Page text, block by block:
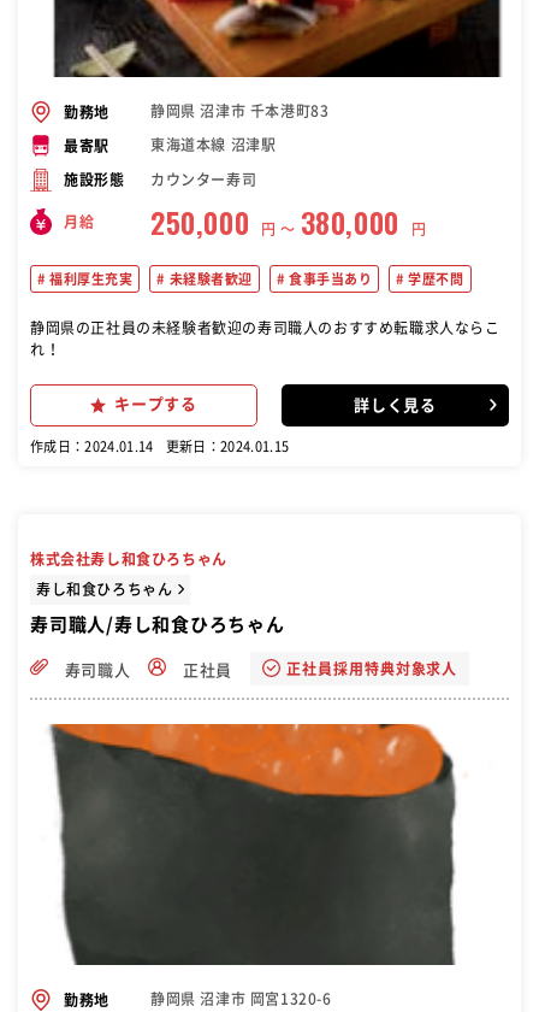
勤務地 静岡県 沼津市 千本港町83
最寄駅 東海道本線 沼津駅
施設形態 カウンター寿司
月給 250,000 円 〜 380,000 円
福利厚生充実 未経験者歓迎 食事手当あり 学歴不問
静岡県の正社員の未経験者歓迎の寿司職人のおすすめ転職求人ならこ
れ！
キープする 詳しく見る
作成日：2024.01.14 更新日：2024.01.15
株式会社寿し和食ひろちゃん
寿し和食ひろちゃん
寿司職人/寿し和食ひろちゃん
寿司職人 正社員 正社員採用特典対象求人
勤務地 静岡県 沼津市 岡宮1320-6